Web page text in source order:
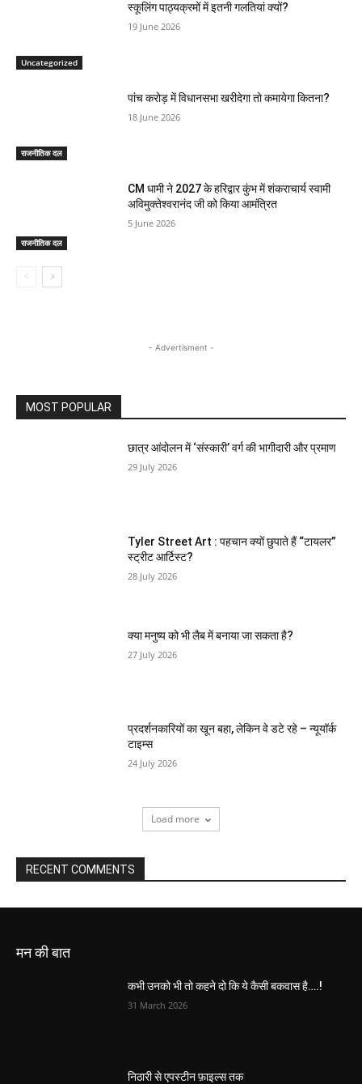
Uncategorized
स्कूलिंग पाठ्यक्रमों में इतनी गलतियां क्यों?
19 June 2026
राजनीतिक दल
पांच करोड़ में विधानसभा खरीदेगा तो कमायेगा कितना?
18 June 2026
राजनीतिक दल
CM धामी ने 2027 के हरिद्वार कुंभ में शंकराचार्य स्वामी
अविमुक्तेश्वरानंद जी को किया आमंत्रित
5 June 2026
- Advertisment -
MOST POPULAR
छात्र आंदोलन में ‘संस्कारी’ वर्ग की भागीदारी और प्रमाण
29 July 2026
Tyler Street Art : पहचान क्यों छुपाते हैं “टायलर”
स्ट्रीट आर्टिस्ट?
28 July 2026
क्या मनुष्य को भी लैब में बनाया जा सकता है?
27 July 2026
प्रदर्शनकारियों का खून बहा, लेकिन वे डटे रहे – न्यूयॉर्क
टाइम्स
24 July 2026
Load more
RECENT COMMENTS
मन की बात
कभी उनको भी तो कहने दो कि ये कैसी बकवास है….!
31 March 2026
निठारी से एपस्टीन फ़ाइल्स तक